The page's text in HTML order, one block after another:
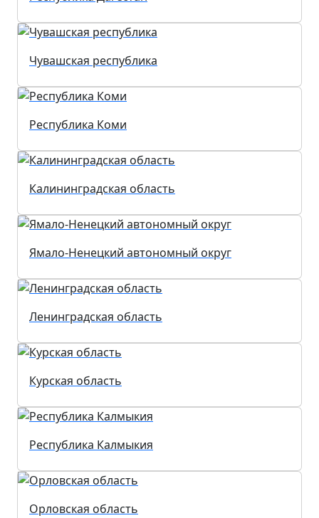
Чувашская республика
Республика Коми
Калининградская область
Ямало-Ненецкий автономный округ
Ленинградская область
Курская область
Республика Калмыкия
Орловская область